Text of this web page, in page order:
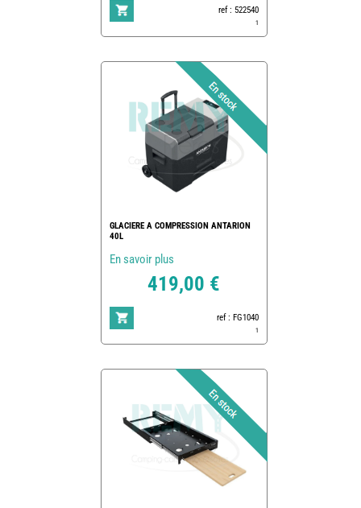
ref : 522540
1
GLACIERE A COMPRESSION ANTARION
40L
En savoir plus
419,00 €
ref : FG1040
1